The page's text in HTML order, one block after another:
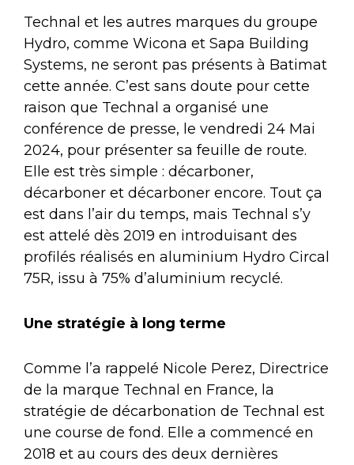
Technal et les autres marques du groupe
Hydro, comme Wicona et Sapa Building
Systems, ne seront pas présents à Batimat
cette année. C’est sans doute pour cette
raison que Technal a organisé une
conférence de presse, le vendredi 24 Mai
2024, pour présenter sa feuille de route.
Elle est très simple : décarboner,
décarboner et décarboner encore. Tout ça
est dans l’air du temps, mais Technal s’y
est attelé dès 2019 en introduisant des
profilés réalisés en aluminium Hydro Circal
75R, issu à 75% d’aluminium recyclé.
Une stratégie à long terme
Comme l’a rappelé Nicole Perez, Directrice
de la marque Technal en France, la
stratégie de décarbonation de Technal est
une course de fond. Elle a commencé en
2018 et au cours des deux dernières